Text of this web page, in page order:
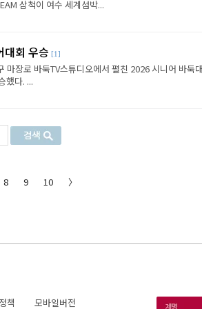
삼척이 여수 세계섬박...
회 우승 [1]
마장로 바둑TV스튜디오에서 펼친 2026 시니어 바둑
했다. ...
8 9 10 〉
책 모바일버전